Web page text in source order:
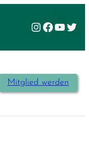
Instagram
Facebook
Mitglied werden